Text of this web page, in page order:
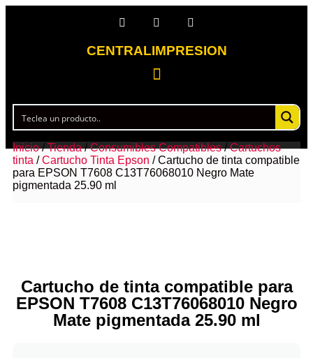
CENTRALIMPRESION
Inicio/Tienda/Consumibles Compatibles/Cartuchos
tinta /Cartucho Tinta Epson / Cartucho de tinta compatible
para EPSON T7608 C13T76068010 Negro Mate
pigmentada 25.90 ml
Cartucho de tinta compatible para
EPSON T7608 C13T76068010 Negro
Mate pigmentada 25.90 ml